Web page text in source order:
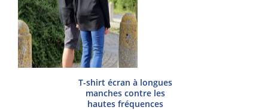
T-shirt écran à longues
manches contre les
hautes fréquences